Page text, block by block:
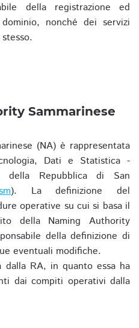
della registrazione ed
nonché dei servizi
Sammarinese
(NA) è rappresentata
Dati e Statistica -
della Repubblica di San
). La definizione del
operative su cui si basa il
della Naming Authority
della definizione di
eventuali modifiche.
RA, in quanto essa ha
dai compiti operativi dalla